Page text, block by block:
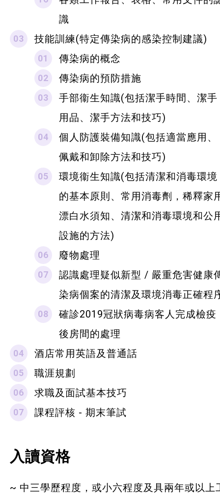
識
技能訓練(特定傳染病的感染控制建議)
傳染病的概念
傳染病的預防措施
手部衞生知識(包括潔手時間、潔手
用品、潔手方法和技巧)
個人防護裝備知識(包括適當應用、
佩戴和卸除方法和技巧)
環境衞生知識(包括清潔和消毒環境
的基本原則、常用消毒劑，稀釋家
漂白水須知、清潔和消毒環境和公
設施的方法)
廢物處理
認識處理疑似新型 / 嚴重危害健康
染病個案的清潔及環境消毒正確程
確診2019冠狀病毒病客人完成檢疫
後房間的處理
酒店常用英語及普通話
職涯規劃
求職及面試基本技巧
課程評核 - 期末筆試
入讀資格
~ 中三學歷程度，或小六程度及具兩年或以上